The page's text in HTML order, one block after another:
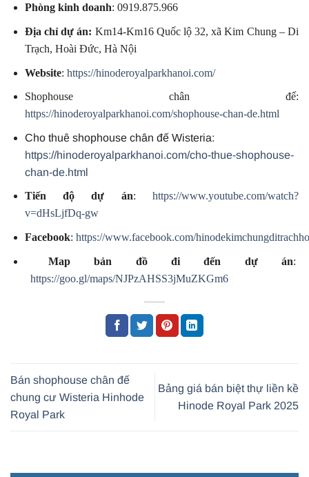
Phòng kinh doanh: 0919.875.966
Địa chỉ dự án: Km14-Km16 Quốc lộ 32, xã Kim Chung – Di
Trạch, Hoài Đức, Hà Nội
Website: https://hinoderoyalparkhanoi.com/
Shophouse chân đế:
https://hinoderoyalparkhanoi.com/shophouse-chan-de.html
Cho thuê shophouse chân đế Wisteria:
https://hinoderoyalparkhanoi.com/cho-thue-shophouse-
chan-de.html
Tiến độ dự án:https://www.youtube.com/watch?
v=dHsLjfDq-gw
Facebook: https://www.facebook.com/
Map bản đồ đi đến dự án:
https://goo.gl/maps/NJPzAHSS3jMuZKGm6
Bán shophouse chân đế
chung cư Wisteria Hinhode
Royal Park
Bảng giá bán biệt thự liền kề
Hinode Royal Park 2025